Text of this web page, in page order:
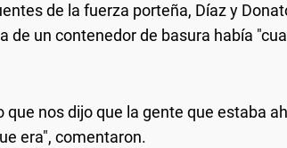
de la fuerza porteña, Díaz y
de un contenedor de basura había
que nos dijo que la gente que estaba
era", comentaron.